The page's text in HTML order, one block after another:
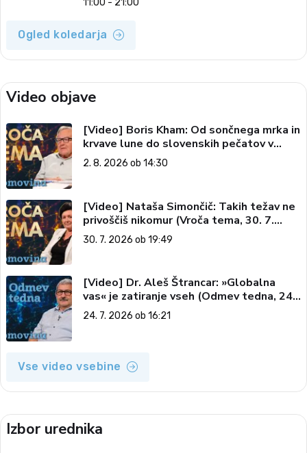
11:00 - 21:00
Ogled koledarja
Video objave
[Video] Boris Kham: Od sončnega mrka in
krvave lune do slovenskih pečatov v
vesolju (Vroča tema, 2. 8. 2026)
2. 8. 2026 ob 14:30
[Video] Nataša Simončič: Takih težav ne
privoščiš nikomur (Vroča tema, 30. 7.
2026)
30. 7. 2026 ob 19:49
[Video] Dr. Aleš Štrancar: »Globalna
vas« je zatiranje vseh (Odmev tedna, 24.
7. 2026)
24. 7. 2026 ob 16:21
Vse video vsebine
Izbor urednika